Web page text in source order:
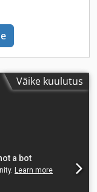
Väike kuulutus